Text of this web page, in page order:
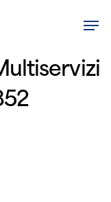
Menu